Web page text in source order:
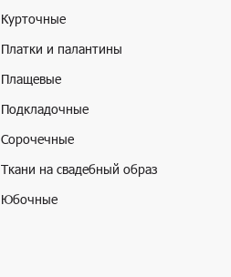
Курточные
Платки и палантины
Плащевые
Подкладочные
Сорочечные
Ткани на свадебный образ
Юбочные